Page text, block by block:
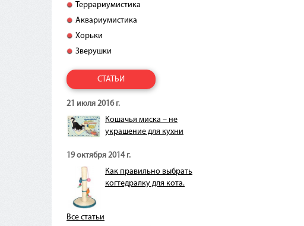
Террариумистика
Аквариумистика
Хорьки
Зверушки
СТАТЬИ
21 июля 2016 г.
Кошачья миска – не
украшение для кухни
19 октября 2014 г.
Как правильно выбрать
когтедралку для кота.
Все статьи